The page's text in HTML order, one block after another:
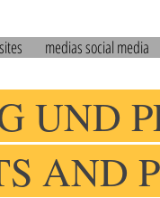
medias social media
UND
AND